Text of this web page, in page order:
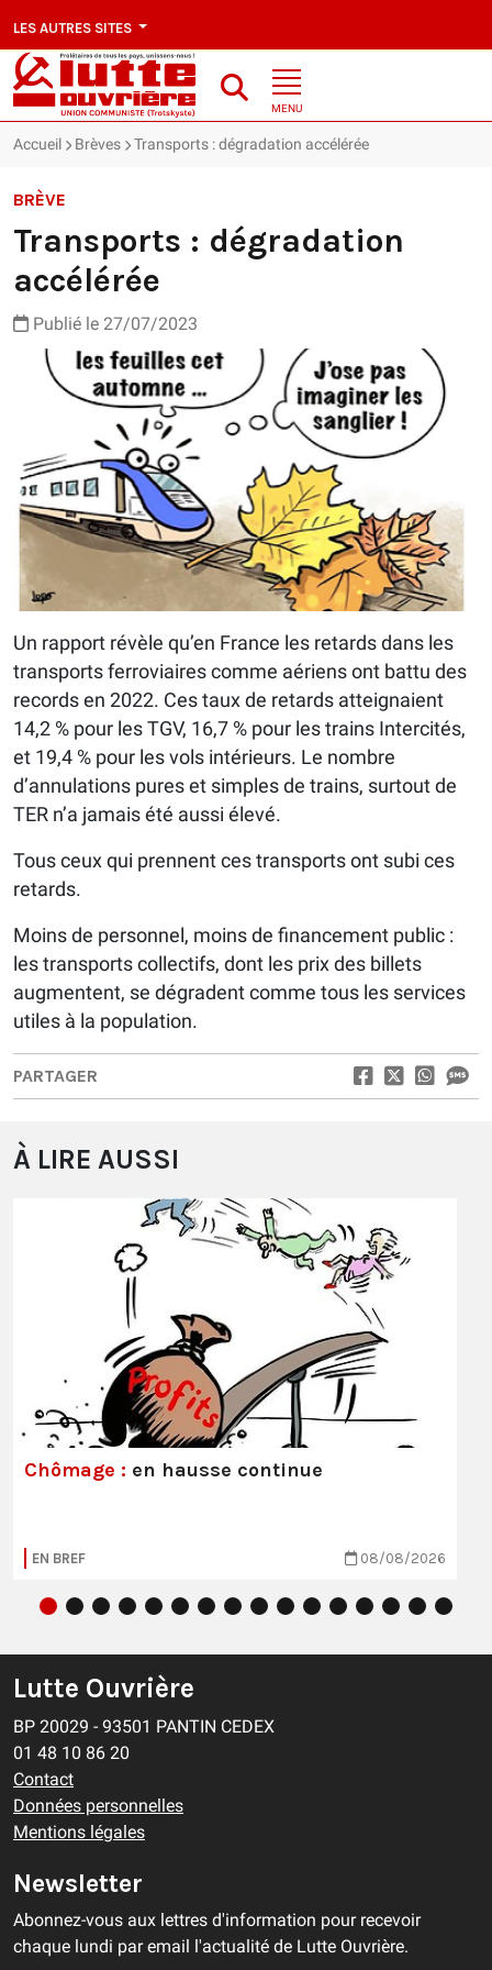
LES AUTRES SITES
MENU
Accueil Brèves Transports : dégradation accélérée
BRÈVE
Transports : dégradation
accélérée
Publié le 27/07/2023
Un rapport révèle qu’en France les retards dans les
transports ferroviaires comme aériens ont battu des
records en 2022. Ces taux de retards atteignaient
14,2 % pour les TGV, 16,7 % pour les trains Intercités,
et 19,4 % pour les vols intérieurs. Le nombre
d’annulations pures et simples de trains, surtout de
TER n’a jamais été aussi élevé.
Tous ceux qui prennent ces transports ont subi ces
retards.
Moins de personnel, moins de financement public :
les transports collectifs, dont les prix des billets
augmentent, se dégradent comme tous les services
utiles à la population.
PARTAGER
À LIRE AUSSI
Chômage : en hausse continue
EN BREF 08/08/2026
Lutte Ouvrière
BP 20029 - 93501 PANTIN CEDEX
01 48 10 86 20
Contact
Données personnelles
Mentions légales
Newsletter
Abonnez-vous aux lettres d'information pour recevoir
chaque lundi par email l'actualité de Lutte Ouvrière.